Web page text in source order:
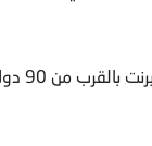
وقد